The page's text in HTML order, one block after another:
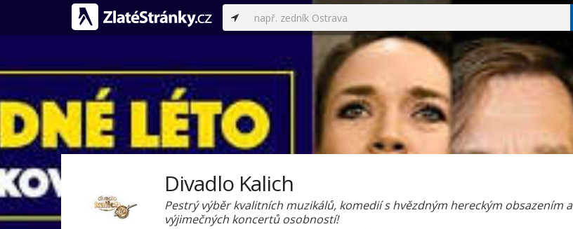
Divadlo Kalich
Pestrý výběr kvalitních muzikálů, komedií s hvězdným hereckým obsazením a
výjimečných koncertů osobností!